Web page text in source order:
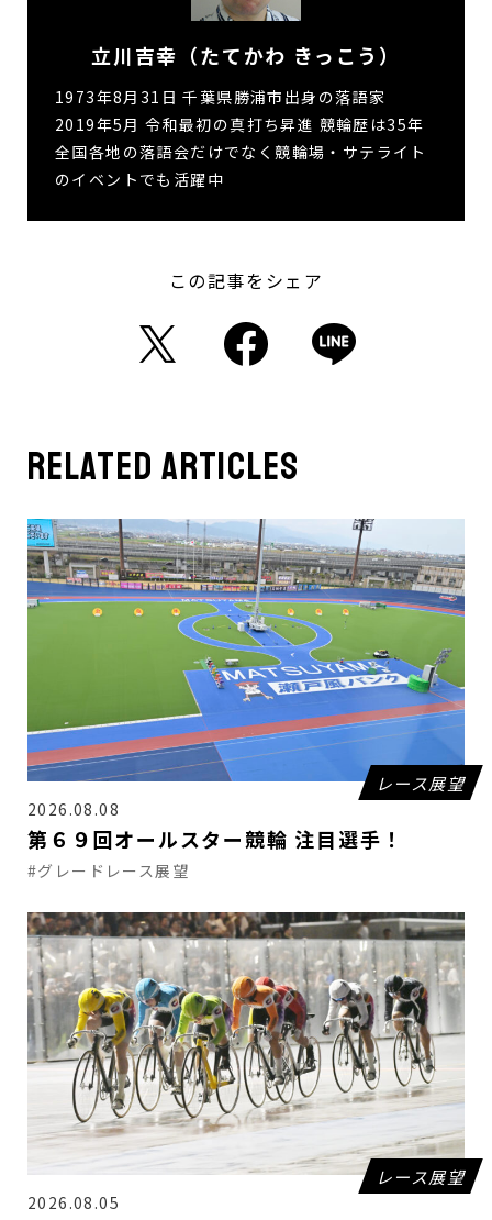
立川吉幸（たてかわ きっこう）
1973年8月31日 千葉県勝浦市出身の落語家
2019年5月 令和最初の真打ち昇進 競輪歴は35年
全国各地の落語会だけでなく競輪場・サテライト
のイベントでも活躍中
この記事をシェア
related articles
レース展望
2026.08.08
第６９回オールスター競輪 注目選手！
#グレードレース展望
レース展望
2026.08.05